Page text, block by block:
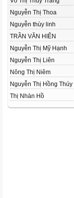
Nguyễn Thị Thoa
Nguyễn thùy linh
TRẦN VĂN HIÊN
Nguyễn Thị Mỹ Hạnh
Nguyễn Thị Liên
Nông Thị Niêm
Nguyễn Thị Hồng Thúy
Thị Nhàn Hồ